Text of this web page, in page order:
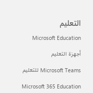
التعليم
Microsoft Education
أجهزة التعليم
Microsoft Teams للتعليم
Microsoft 365 Education